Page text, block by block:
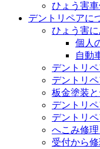
ひょう害
デントリペアに
ひょう害
個人
自動
デントリ
デントリ
板金塗装
デントリ
デントリ
へこみ修
受付から